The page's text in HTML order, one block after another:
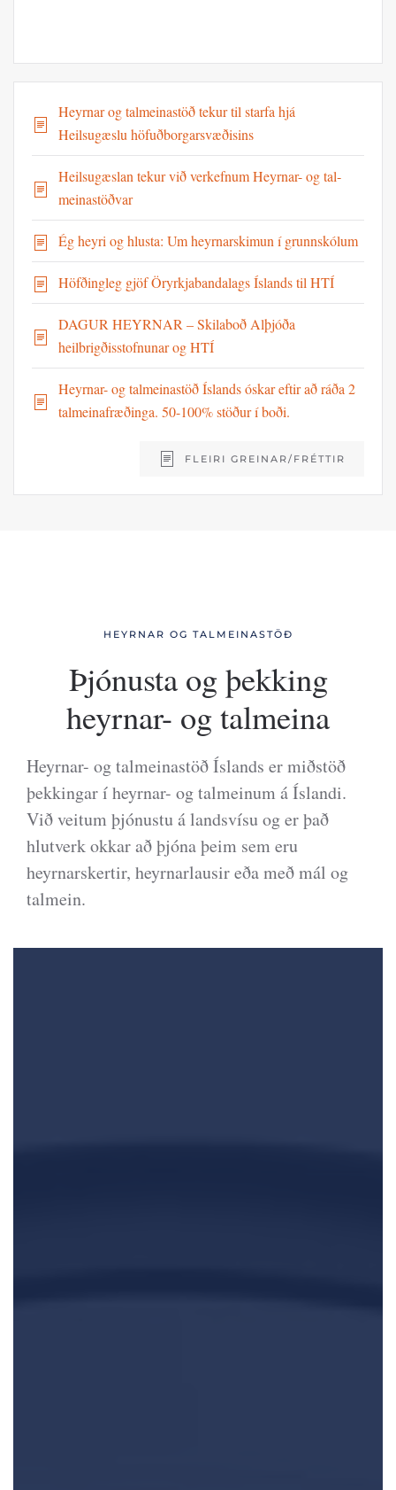
Heyrnar og talmeinastöð tekur til starfa hjá
Heilsugæslu höfuðborgarsvæðisins
Heilsu­gæslan tekur við verk­efnum Heyrnar- og tal­
meinastöðvar
Ég heyri og hlusta: Um heyrnarskimun í grunn­skólum
Höfðingleg gjöf Öryrkjabandalags Íslands til HTÍ
DAGUR HEYRNAR – Skilaboð Alþjóða
heilbrigðisstofnunar og HTÍ
Heyrnar- og talmeinastöð Íslands óskar eftir að ráða 2
talmeinafræðinga. 50-100% stöður í boði.
FLEIRI GREINAR/FRÉTTIR
HEYRNAR OG TALMEINASTÖÐ
Þjónusta og þekking
heyrnar- og talmeina
Heyrnar- og talmeinastöð Íslands er miðstöð
þekkingar í heyrnar- og talmeinum á Íslandi.
Við veitum þjónustu á landsvísu og er það
hlutverk okkar að þjóna þeim sem eru
heyrnarskertir, heyrnarlausir eða með mál og
talmein.